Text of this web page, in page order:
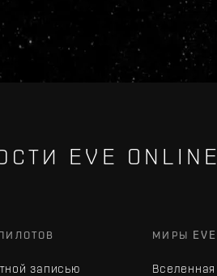
EVE ONLINE
записью
МИРЫ EVE
Вселенная